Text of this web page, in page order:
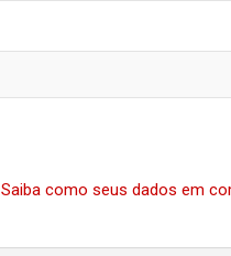
Saiba como seus dados em